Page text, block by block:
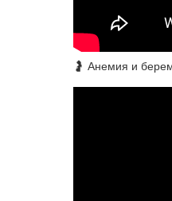
🤰 Анемия и